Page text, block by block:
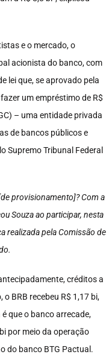
e o mercado, o
acionista do banco, com
lei que, se aprovado pela
um empréstimo de R$
– uma entidade privada
de bancos públicos e
Supremo Tribunal Federal
provisionamento]? Com a
Souza ao participar, nesta
realizada pela Comissão de
créditos a
BRB recebeu R$ 1,17 bi,
que o banco arrecade,
por meio da operação
do banco BTG Pactual.